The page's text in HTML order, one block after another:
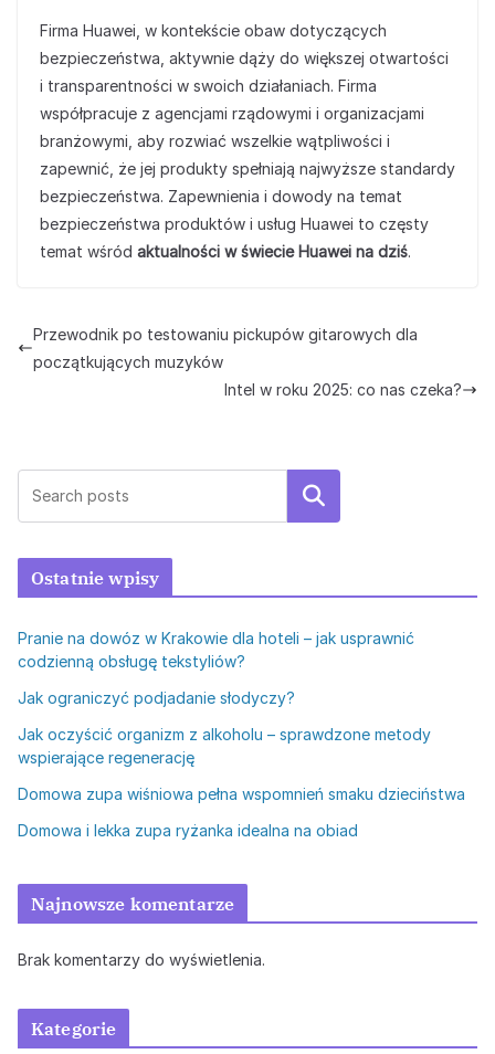
Firma Huawei, w kontekście obaw dotyczących
bezpieczeństwa, aktywnie dąży do większej otwartości
i transparentności w swoich działaniach. Firma
współpracuje z agencjami rządowymi i organizacjami
branżowymi, aby rozwiać wszelkie wątpliwości i
zapewnić, że jej produkty spełniają najwyższe standardy
bezpieczeństwa. Zapewnienia i dowody na temat
bezpieczeństwa produktów i usług Huawei to częsty
temat wśród aktualności w świecie Huawei na dziś.
Przewodnik po testowaniu pickupów gitarowych dla
początkujących muzyków
Intel w roku 2025: co nas czeka?
Szukaj
Ostatnie wpisy
Pranie na dowóz w Krakowie dla hoteli – jak usprawnić
codzienną obsługę tekstyliów?
Jak ograniczyć podjadanie słodyczy?
Jak oczyścić organizm z alkoholu – sprawdzone metody
wspierające regenerację
Domowa zupa wiśniowa pełna wspomnień smaku dzieciństwa
Domowa i lekka zupa ryżanka idealna na obiad
Najnowsze komentarze
Brak komentarzy do wyświetlenia.
Kategorie